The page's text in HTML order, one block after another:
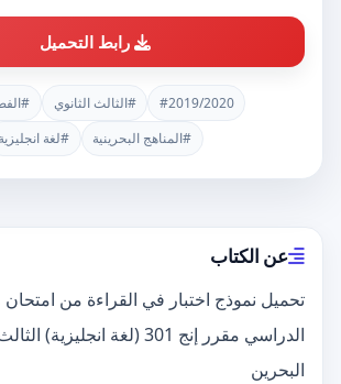
رابط التحميل
#2019/2020 #الثالث الثانوي
#المناهج البحرينية
#لغة انجليزية
عن الكتاب
تحميل نموذج اختبار في القراءة من
البحرين